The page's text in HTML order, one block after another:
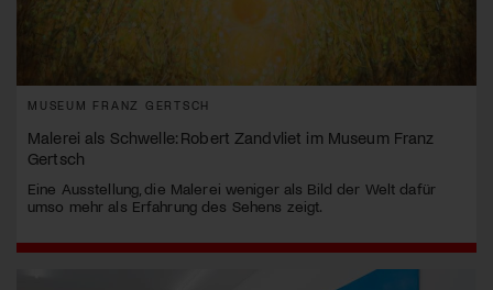
MUSEUM FRANZ GERTSCH
Malerei als Schwelle: Robert Zandvliet im Museum Franz
Gertsch
Eine Ausstellung, die Malerei weniger als Bild der Welt dafür
umso mehr als Erfahrung des Sehens zeigt.